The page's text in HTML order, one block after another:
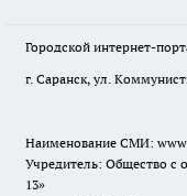
Городской интернет-
г. Саранск, ул.
Наименование СМИ:
Учредитель: Общество с
13»